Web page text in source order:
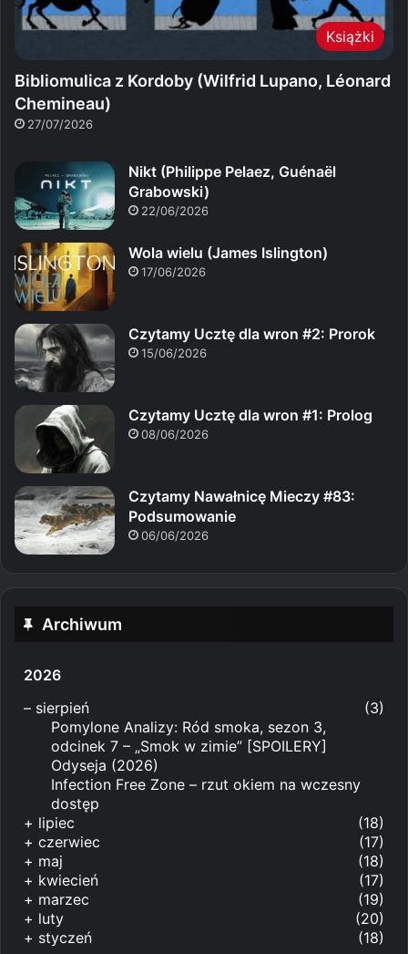
Książki
Bibliomulica z Kordoby (Wilfrid Lupano, Léonard
Chemineau)
27/07/2026
Nikt (Philippe Pelaez, Guénaël
Grabowski)
22/06/2026
Wola wielu (James Islington)
17/06/2026
Czytamy Ucztę dla wron #2: Prorok
15/06/2026
Czytamy Ucztę dla wron #1: Prolog
08/06/2026
Czytamy Nawałnicę Mieczy #83:
Podsumowanie
06/06/2026
Archiwum
2026
– sierpień
(3)
Pomylone Analizy: Ród smoka, sezon 3,
odcinek 7 – „Smok w zimie” [SPOILERY]
Odyseja (2026)
Infection Free Zone – rzut okiem na wczesny
dostęp
+ lipiec
(18)
+ czerwiec
(17)
+ maj
(18)
+ kwiecień
(17)
+ marzec
(19)
+ luty
(20)
+ styczeń
(18)